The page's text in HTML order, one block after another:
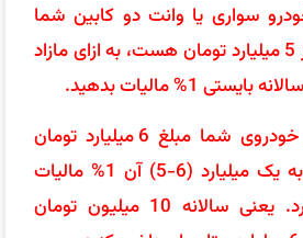
سواری یا وانت دو کابین شما
قیمت روز آن بیشتر از 5 میلیارد تومان هست، به ازای مازاد
به عنوان مثال اگر خودروی شما مبلغ 6 میلیارد تومان
قیمت داشته باشد، به یک میلیارد (6-5) آن 1% مالیات
سالانه تعلق می گیرد. یعنی سالانه 10 میلیون تومان